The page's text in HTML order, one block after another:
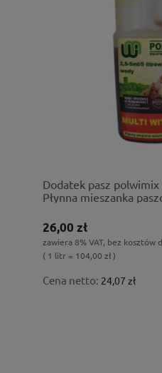
Dodatek pasz
Płynna mieszanka
26,00 zł
zawiera 8% VAT, bez kosztów
( 1 litr = 104,00 zł )
Cena netto: 24,07 zł